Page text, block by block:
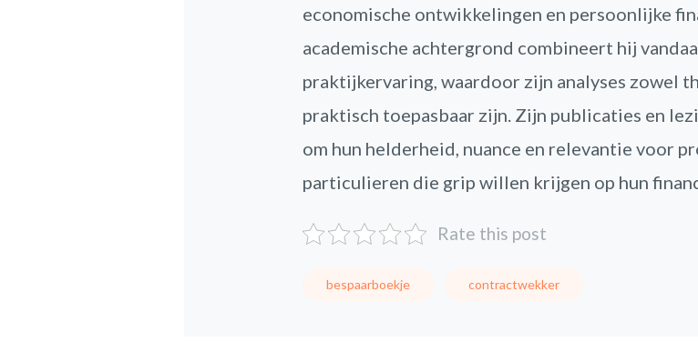
economische ontwikkelingen en persoonlijke
academische achtergrond combineert hij
praktijkervaring, waardoor zijn analyses zowel
praktisch toepasbaar zijn. Zijn publicaties en
om hun helderheid, nuance en relevantie voor
particulieren die grip willen krijgen op hun
Rate this post
bespaarboekje contractwekker